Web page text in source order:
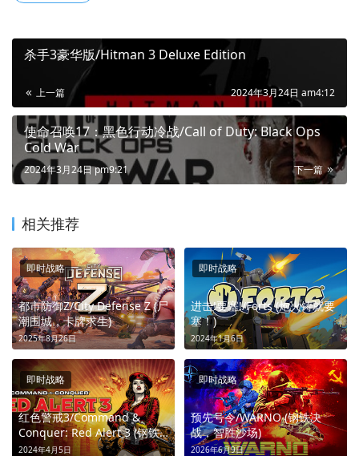
杀手3豪华版/Hitman 3 Deluxe Edition
上一篇 2024年3月24日 am4:12
使命召唤17：黑色行动冷战/Call of Duty: Black Ops
Cold War
下一篇
2024年3月24日 pm9:21
相关推荐
都市防御Z/City Defense Z (尸
潮围城，卡牌求生)
2025年8月26日
即时战略
进击!要塞!/Forts (炮火铸就要
塞！)
2024年1月6日
即时战略
红色警戒3/Command &
Conquer: Red Alert 3 (钢铁
洪流，改写历史)
2024年4月5日
即时战略
预先号令/WARNO (钢铁决
战，智胜沙场)
2026年6月9日
即时战略